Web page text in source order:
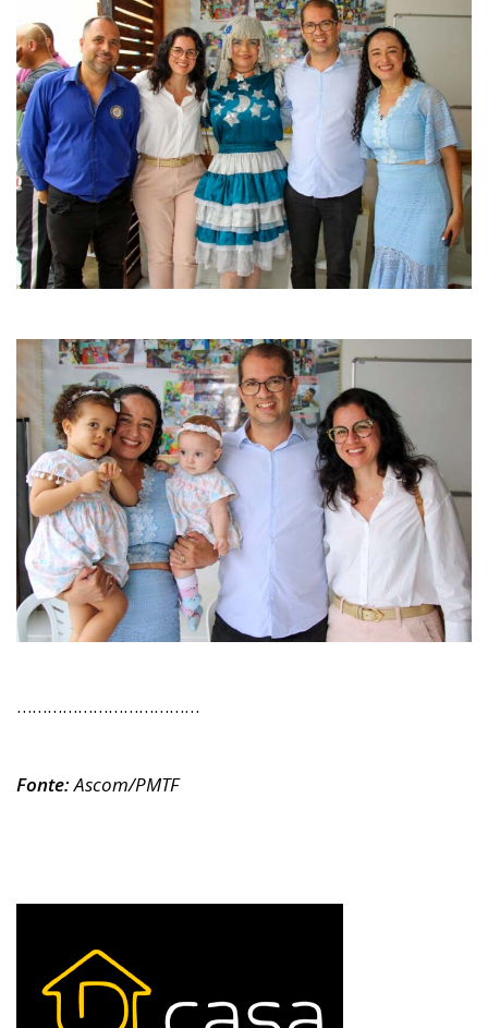
………………………………
Fonte:Ascom/PMTF